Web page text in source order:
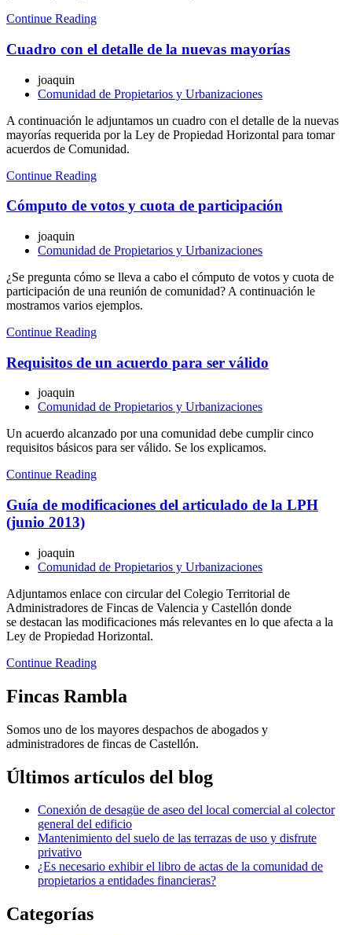
Continue Reading
Cuadro con el detalle de la nuevas mayorías
joaquin
Comunidad de Propietarios y Urbanizaciones
A continuación le adjuntamos un cuadro con el detalle de la nuevas
mayorías requerida por la Ley de Propiedad Horizontal para tomar
acuerdos de Comunidad.
Continue Reading
Cómputo de votos y cuota de participación
joaquin
Comunidad de Propietarios y Urbanizaciones
¿Se pregunta cómo se lleva a cabo el cómputo de votos y cuota de
participación de una reunión de comunidad? A continuación le
mostramos varios ejemplos.
Continue Reading
Requisitos de un acuerdo para ser válido
joaquin
Comunidad de Propietarios y Urbanizaciones
Un acuerdo alcanzado por una comunidad debe cumplir cinco
requisitos básicos para ser válido. Se los explicamos.
Continue Reading
Guía de modificaciones del articulado de la LPH
(junio 2013)
joaquin
Comunidad de Propietarios y Urbanizaciones
Adjuntamos enlace con circular del Colegio Territorial de
Administradores de Fincas de Valencia y Castellón donde
se destacan las modificaciones más relevantes en lo que afecta a la
Ley de Propiedad Horizontal.
Continue Reading
Fincas Rambla
Somos uno de los mayores despachos de abogados y
administradores de fincas de Castellón.
Últimos artículos del blog
Conexión de desagüe de aseo del local comercial al colector
general del edificio
Mantenimiento del suelo de las terrazas de uso y disfrute
privativo
¿Es necesario exhibir el libro de actas de la comunidad de
propietarios a entidades financieras?
Categorías